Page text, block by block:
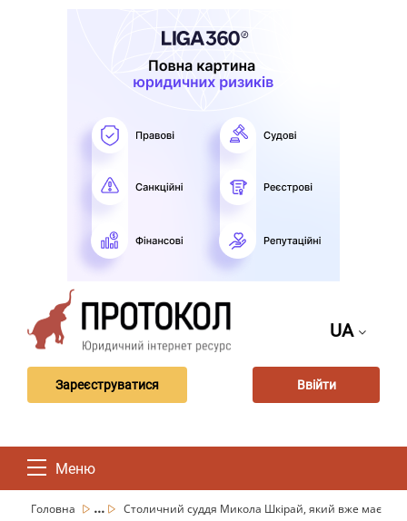
UA
Зареєструватися Ввійти
Меню
Головна ...
Столичний суддя Микола Шкірай, який вже має